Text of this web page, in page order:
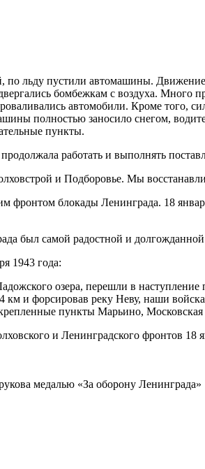
по льду пустили автомашины.
бомбежкам с воздуха. Много
автомобили. Кроме того,
полностью заносило снегом,
пункты.
работать и выполнять
и Подборовье. Мы
фронтом блокады Ленинграда. 18
был самой радостной и
1943 года:
озера, перешли в
и форсировав реку Неву, наши
пункты Марьино,
и Ленинградского фронтов
медалью «За оборону Ленинграда»